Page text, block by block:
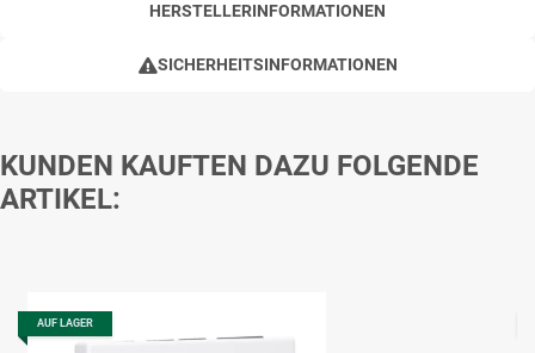
HERSTELLERINFORMATIONEN
SICHERHEITSINFORMATIONEN
KUNDEN KAUFTEN DAZU FOLGENDE
ARTIKEL:
AUF LAGER